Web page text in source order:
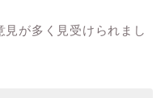
が多く見受けられまし